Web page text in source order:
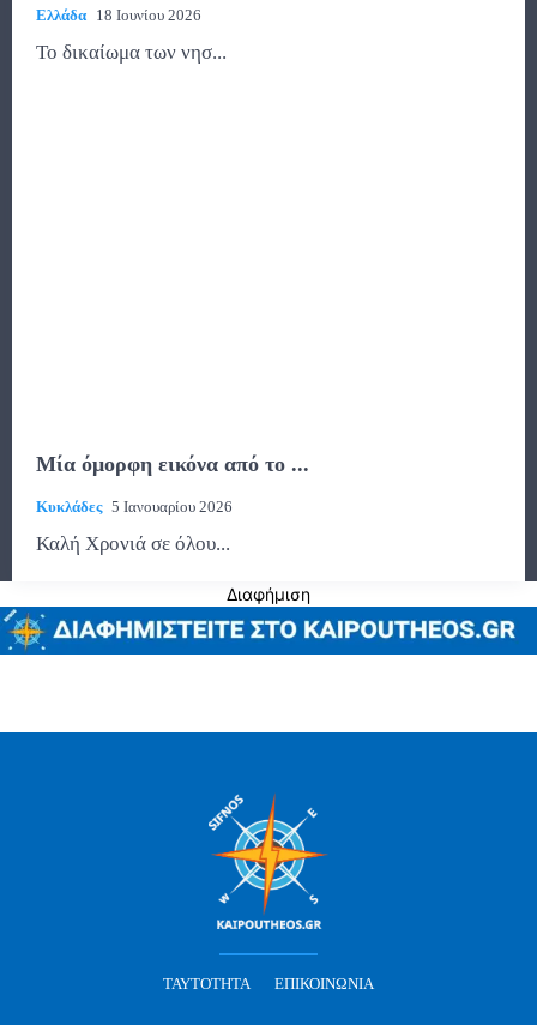
Ελλάδα 18 Ιουνίου 2026
Το δικαίωμα των νησ...
Μία όμορφη εικόνα από το ...
Κυκλάδες 5 Ιανουαρίου 2026
Καλή Χρονιά σε όλου...
Διαφήμιση
ΤΑΥΤΌΤΗΤΑ ΕΠΙΚΟΙΝΩΝΊΑ